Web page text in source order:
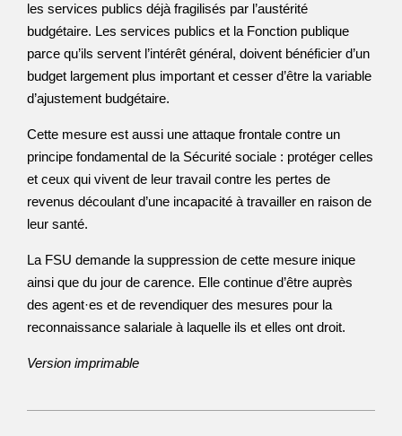
les services publics déjà fragilisés par l’austérité
budgétaire. Les services publics et la Fonction publique
parce qu’ils servent l’intérêt général, doivent bénéficier d’un
budget largement plus important et cesser d’être la variable
d’ajustement budgétaire.
Cette mesure est aussi une attaque frontale contre un
principe fondamental de la Sécurité sociale : protéger celles
et ceux qui vivent de leur travail contre les pertes de
revenus découlant d’une incapacité à travailler en raison de
leur santé.
La FSU demande la suppression de cette mesure inique
ainsi que du jour de carence. Elle continue d’être auprès
des agent·es et de revendiquer des mesures pour la
reconnaissance salariale à laquelle ils et elles ont droit.
Version imprimable